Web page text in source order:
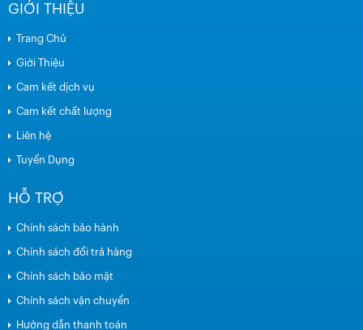
GIỚI THIỆU
Trang Chủ
Giới Thiệu
Cam kết dịch vụ
Cam kết chất lượng
Liên hệ
Tuyển Dụng
HỖ TRỢ
Chính sách bảo hành
Chính sách đổi trả hàng
Chính sách bảo mật
Chính sách vận chuyển
Hướng dẫn thanh toán